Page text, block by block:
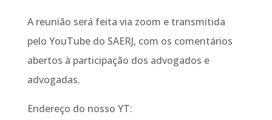
A reunião será feita via zoom e transmitida
pelo YouTube do SAERJ, com os comentários
abertos à participação dos advogados e
advogadas.
Endereço do nosso YT: